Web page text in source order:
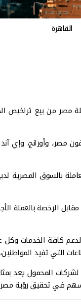
القاهرة
مصر، وأورانج، وإي
وتسدد الشركات مقابل
كافة الخدمات وكل
التي تفيد
المحمول يعد
مصر 2030 للتنمية المستدامة.